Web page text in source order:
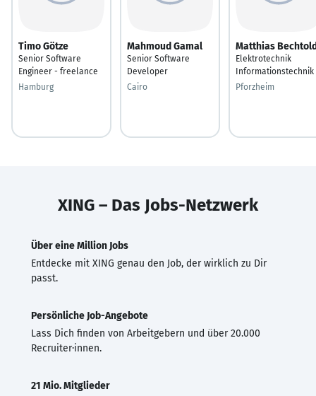
Timo Götze
Senior Software
Engineer - freelance
Hamburg
Mahmoud Gamal
Senior Software
Developer
Cairo
Matthias
Elektrotechnik
Informationstechnik
Pforzheim
XING – Das Jobs-Netzwerk
Über eine Million Jobs
Entdecke mit XING genau den Job, der wirklich zu Dir
passt.
Persönliche Job-Angebote
Lass Dich finden von Arbeitgebern und über 20.000
Recruiter·innen.
21 Mio. Mitglieder